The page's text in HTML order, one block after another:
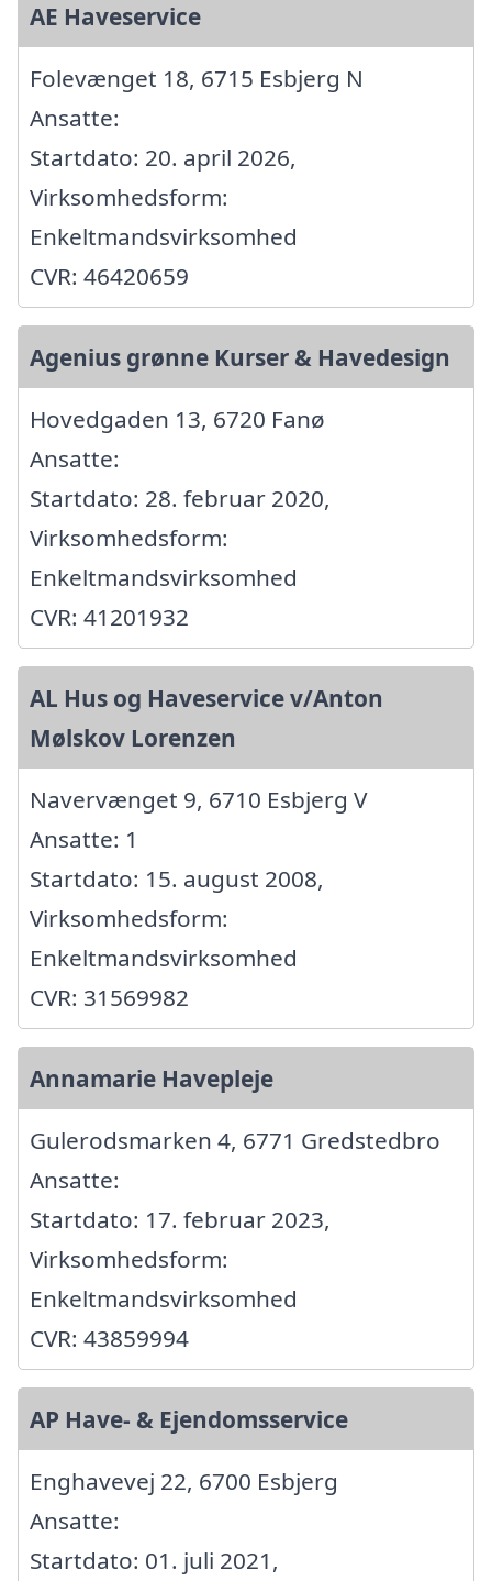
AE Haveservice
Folevænget 18, 6715 Esbjerg N
Ansatte:
Startdato: 20. april 2026,
Virksomhedsform:
Enkeltmandsvirksomhed
CVR: 46420659
Agenius grønne Kurser & Havedesign
Hovedgaden 13, 6720 Fanø
Ansatte:
Startdato: 28. februar 2020,
Virksomhedsform:
Enkeltmandsvirksomhed
CVR: 41201932
AL Hus og Haveservice v/Anton
Mølskov Lorenzen
Navervænget 9, 6710 Esbjerg V
Ansatte: 1
Startdato: 15. august 2008,
Virksomhedsform:
Enkeltmandsvirksomhed
CVR: 31569982
Annamarie Havepleje
Gulerodsmarken 4, 6771 Gredstedbro
Ansatte:
Startdato: 17. februar 2023,
Virksomhedsform:
Enkeltmandsvirksomhed
CVR: 43859994
AP Have- & Ejendomsservice
Enghavevej 22, 6700 Esbjerg
Ansatte:
Startdato: 01. juli 2021,